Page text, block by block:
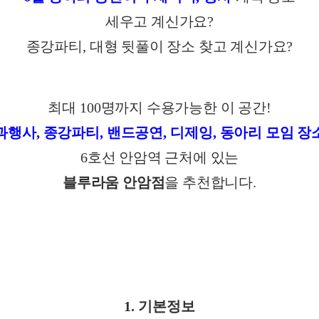
세우고 계신가요?
종강파티 , 대형 뒷풀이 장소 찾고 계신가요?
최대 100명까지 수용가능한 이 공간!
행사, 종강파티 , 밴드공연, 디제잉, 동아리 모임 장
6호선 안암역 근처에 있는
블루라움 안암점을 추천합니다.
1. 기본정보